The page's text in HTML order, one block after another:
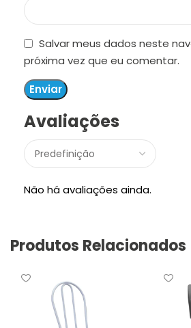
Avaliações
Não há avaliações ainda.
Salvar meus dados neste
próxima vez que eu comentar.
Produtos Relacionados